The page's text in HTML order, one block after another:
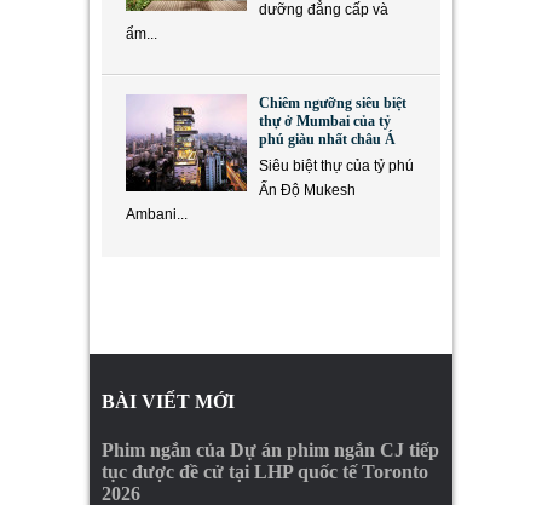
dưỡng đẳng cấp và
ẩm...
Chiêm ngưỡng siêu biệt
thự ở Mumbai của tỷ
phú giàu nhất châu Á
Siêu biệt thự của tỷ phú
Ấn Độ Mukesh
Ambani...
BÀI VIẾT MỚI
Phim ngắn của Dự án phim ngắn CJ tiếp
tục được đề cử tại LHP quốc tế Toronto
2026